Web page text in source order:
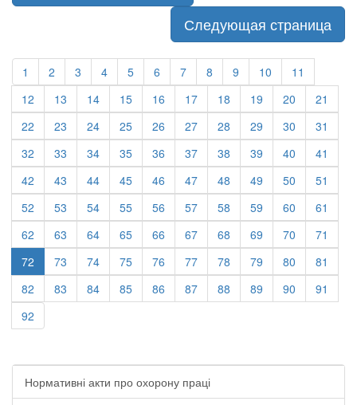
Следующая страница
1 2 3 4 5 6 7 8 9 10
11
12
13 14 15 16 17 18 19 20
21
22
23 24 25 26 27 28 29 30
31
32
33 34 35 36 37 38 39 40
41
42
43 44 45 46 47 48 49 50
51
52
53 54 55 56 57 58 59 60
61
62
63 64 65 66 67 68 69 70
71
72
73 74 75 76 77 78 79 80
81
82
83 84 85 86 87 88 89 90
91
92
Нормативні акти про охорону праці